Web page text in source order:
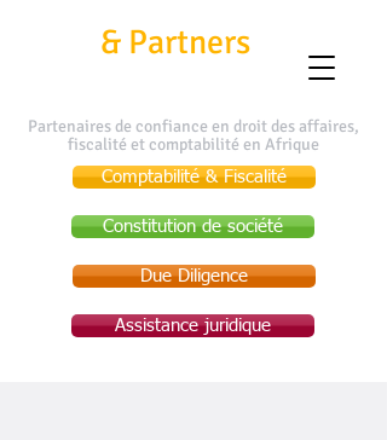
& Partners
Partenaires de confiance en droit des affaires,
fiscalité et comptabilité en Afrique
Constitution de société
Assistance juridique
Comptabilité & Fiscalité
Due Diligence